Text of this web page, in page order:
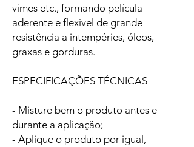
vimes etc., formando película
aderente e flexível de grande
resistência a intempéries, óleos,
graxas e gorduras.
ESPECIFICAÇÕES TÉCNICAS
- Misture bem o produto antes e
durante a aplicação;
- Aplique o produto por igual,